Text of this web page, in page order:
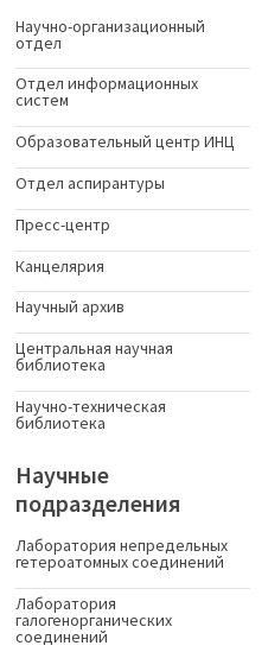
Научно-организационный
отдел
Отдел информационных
систем
Образовательный центр ИНЦ
Отдел аспирантуры
Пресс-центр
Канцелярия
Научный архив
Центральная научная
библиотека
Научно-техническая
библиотека
Научные
подразделения
Лаборатория непредельных
гетероатомных соединений
Лаборатория
галогенорганических
соединений